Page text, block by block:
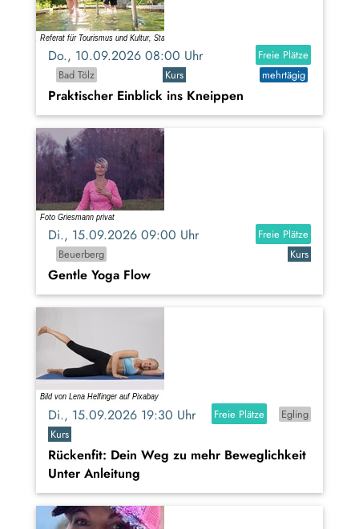
Do., 10.09.2026 08:00 Uhr
Freie Plätze
Bad Tölz
Kurs mehrtägig
Praktischer Einblick ins Kneippen
Di., 15.09.2026 09:00 Uhr
Freie Plätze
Beuerberg
Kurs
Gentle Yoga Flow
Di., 15.09.2026 19:30 Uhr Freie Plätze
Egling
Kurs
Rückenfit: Dein Weg zu mehr Beweglichkeit
Unter Anleitung